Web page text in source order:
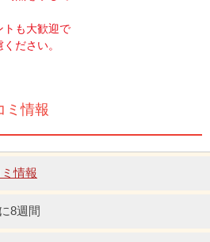
トも大歓迎で
ださい。
ミ情報
情報
8週間